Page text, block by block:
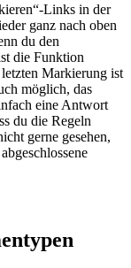
Links in der
ganz nach oben
du den
die Funktion
Markierung ist
möglich, das
eine Antwort
du die Regeln
gerne gesehen,